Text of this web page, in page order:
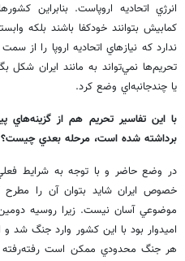
انرژي اتحاديه اروپاست. بنابراين
كمابيش بتوانند خودكفا باشند بلكه
ندارد كه نيازهاي اتحاديه اروپا را از
تحريم‌ها نمي‌تواند به مانند ايران شكل
يا چندجانبه‌اي وضع كرد.
با اين تفاسير تحريم هم از
برداشته شده است، مرحله بعدي چيست؟
در وضع حاضر و با توجه به شرايط
خصوص ايران شايد بتوان آن را
موضوعي آسان نيست. زيرا روسيه
اميدوار بود با اين كشور وارد جنگ
هر جنگ محدودي ممكن است رفته‌رفته